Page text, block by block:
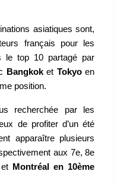
asiatiques sont,
français pour les
le top 10 partagé par
Bangkoket Tokyoen
position.
recherchée par les
de profiter d’un été
apparaître plusieurs
aux 7e, 8e
et Montréal en 10ème